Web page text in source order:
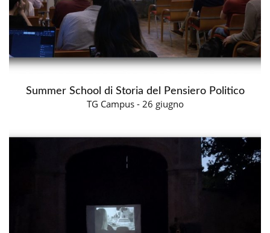
Summer School di Storia del Pensiero Politico
TG Campus - 26 giugno